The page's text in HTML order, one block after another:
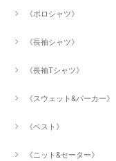
《ポロシャツ》
《長袖シャツ》
《長袖Tシャツ》
《スウェット&パーカー》
《ベスト》
《ニット&セーター》